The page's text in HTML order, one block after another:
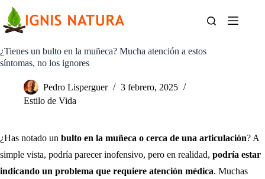
contenido
¿Tienes un bulto en la muñeca? Mucha atención a estos
síntomas, no los ignores
Pedro Lisperguer
3 febrero, 2025
Estilo de Vida
¿Has notado un bulto en la muñeca o cerca de una articulación? A
simple vista, podría parecer inofensivo, pero en realidad, podría estar
indicando un problema que requiere atención médica. Muchas